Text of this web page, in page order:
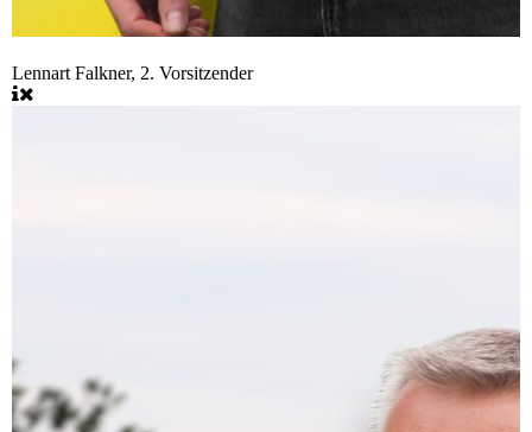
Lennart Falkner, 2. Vorsitzender